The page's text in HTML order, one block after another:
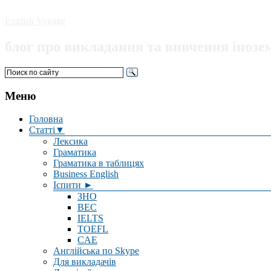
Меню
Головна
Статті▼
Лексика
Граматика
Граматика в таблицях
Business English
Іспити ►
ЗНО
BEC
IELTS
TOEFL
CAE
Англійська по Skype
Для викладачів